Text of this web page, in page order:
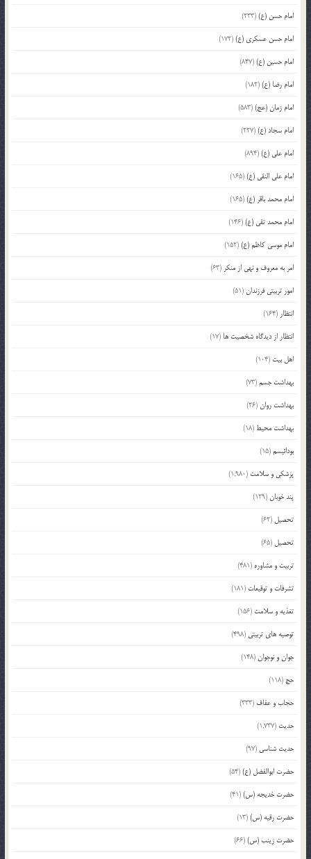
امام حسن (ع)(233)
امام حسن عسکری (ع)(172)
امام حسین (ع)(847)
امام رضا (ع)(182)
امام زمان (عج)(583)
امام سجاد (ع)(227)
امام علی (ع)(894)
امام علی النقی (ع)(165)
امام محمد باقر (ع)(165)
امام محمد تقی (ع)(146)
امام موسی کاظم (ع)(152)
امر به معروف و نهی از منکر (63)
امور تربیتی فرزندان(51)
انتظار (164)
انتظار از دیدگاه شخصیت ها (17)
اهل بیت (104)
بهداشت جسم(73)
بهداشت روان(26)
بهداشت محیط (18)
بودائیسم(15)
پزشکی و سلامت (1,980)
پند خوبان(129)
تحصیل (62)
تحصیل (65)
تربیت و مشاوره (481)
تشرفات و توقیعات (181)
تغذیه و سلامت (156)
توصیه های تربیتی (498)
جوان و نوجوان(148)
حج (118)
حجاب و عفاف (333)
حدیث (1,737)
حدیث شناسی (97)
حضرت ابوالفضل (ع)(54)
حضرت خدیجه (س)(41)
حضرت رقیه (س)(13)
حضرت زینب (س)(66)